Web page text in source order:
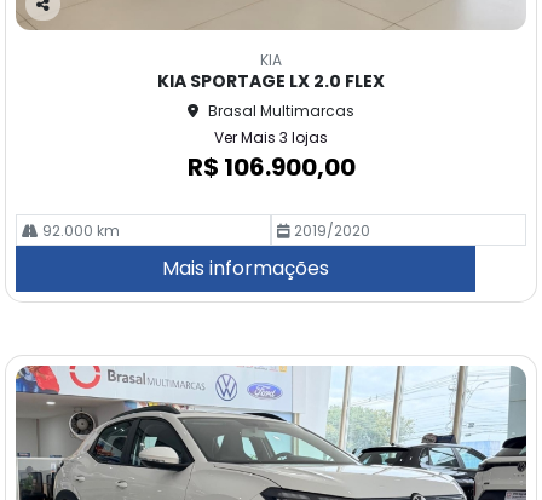
Co
KIA
KIA SPORTAGE LX 2.0 FLEX
Brasal Multimarcas
Ver Mais 3 lojas
R$ 106.900,00
92.000 km 2019/2020
Mais informações